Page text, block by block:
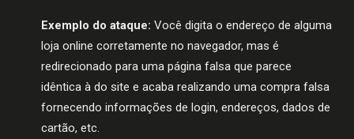
Exemplo do ataque: Você digita o endereço de alguma
loja online corretamente no navegador, mas é
redirecionado para uma página falsa que parece
idêntica à do site e acaba realizando uma compra falsa
fornecendo informações de login, endereços, dados de
cartão, etc.